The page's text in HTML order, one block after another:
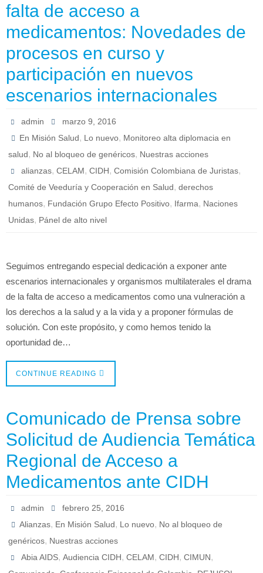
falta de acceso a
medicamentos: Novedades de
procesos en curso y
participación en nuevos
escenarios internacionales
admin
marzo 9, 2016
En Misión Salud, Lo nuevo, Monitoreo alta diplomacia en
salud, No al bloqueo de genéricos, Nuestras acciones
alianzas,CELAM,CIDH,Comisión Colombiana de Juristas,
Comité de Veeduría y Cooperación en Salud, derechos
humanos, Fundación Grupo Efecto Positivo, Ifarma, Naciones
Unidas, Pánel de alto nivel
Seguimos entregando especial dedicación a exponer ante
escenarios internacionales y organismos multilaterales el drama
de la falta de acceso a medicamentos como una vulneración a
los derechos a la salud y a la vida y a proponer fórmulas de
solución. Con este propósito, y como hemos tenido la
oportunidad de…
CONTINUE READING
Comunicado de Prensa sobre
Solicitud de Audiencia Temática
Regional de Acceso a
Medicamentos ante CIDH
admin
febrero 25, 2016
Alianzas, En Misión Salud, Lo nuevo, No al bloqueo de
genéricos, Nuestras acciones
Abia AIDS,Audiencia CIDH,CELAM,CIDH,CIMUN,